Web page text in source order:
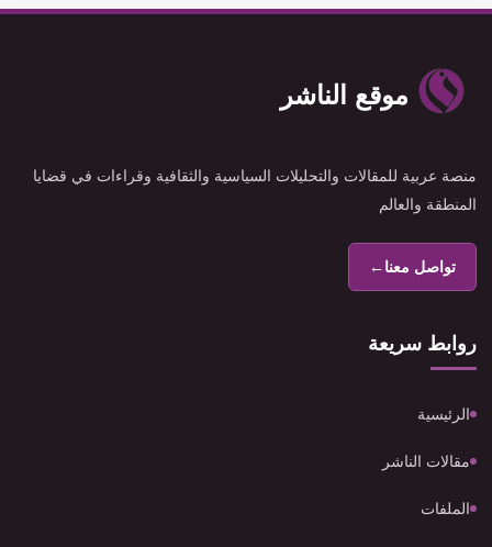
موقع الناشر
منصة عربية للمقالات والتحليلات السياسية والثقافية وقراءات في قضايا
المنطقة والعالم
تواصل معنا←
روابط سريعة
الرئيسية
مقالات الناشر
الملفات